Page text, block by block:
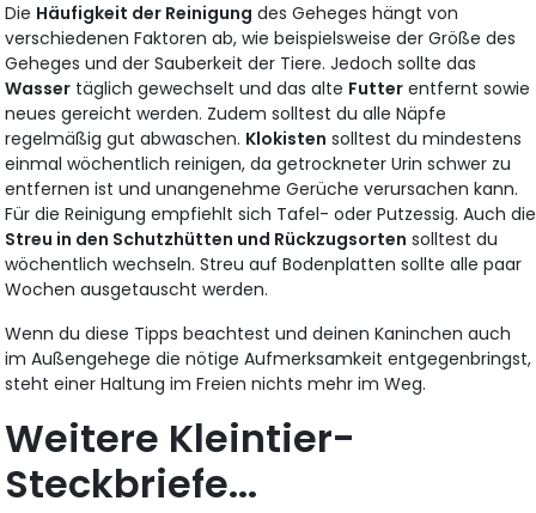
Die Häufigkeit der Reinigung des Geheges hängt von
verschiedenen Faktoren ab, wie beispielsweise der Größe des
Geheges und der Sauberkeit der Tiere. Jedoch sollte das
Wasser täglich gewechselt und das alte Futter entfernt sowie
neues gereicht werden. Zudem solltest du alle Näpfe
regelmäßig gut abwaschen. Klokisten solltest du mindestens
einmal wöchentlich reinigen, da getrockneter Urin schwer zu
entfernen ist und unangenehme Gerüche verursachen kann.
Für die Reinigung empfiehlt sich Tafel- oder Putzessig. Auch die
Streu in den Schutzhütten und Rückzugsorten solltest du
wöchentlich wechseln. Streu auf Bodenplatten sollte alle paar
Wochen ausgetauscht werden.
Wenn du diese Tipps beachtest und deinen Kaninchen auch
im Außengehege die nötige Aufmerksamkeit entgegenbringst,
steht einer Haltung im Freien nichts mehr im Weg.
Weitere Kleintier-
Steckbriefe...